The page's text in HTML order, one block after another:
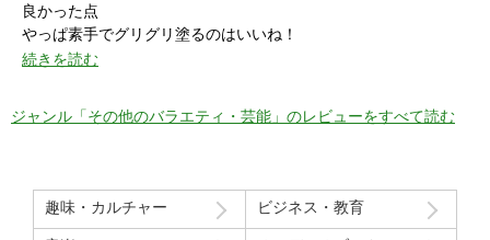
良かった点
やっぱ素手でグリグリ塗るのはいいね！
特に21分の途中からとてもいい感じ！
う」という趣旨の発言と「パイを食らう事はなんとも無い」とい
う趣旨の２つの部分ちょっと気分下がってしまったw
続きを読む
ジャンル「その他のバラエティ・芸能」のレビューをすべて読む
趣味・カルチャー ビジネス・教育